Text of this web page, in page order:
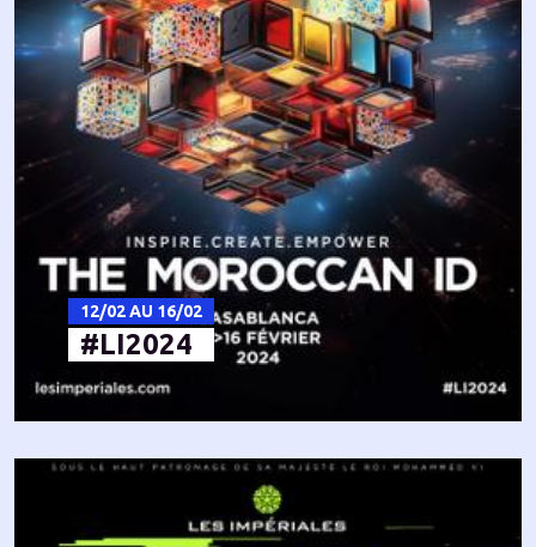
12/02 AU 16/02
#LI2024